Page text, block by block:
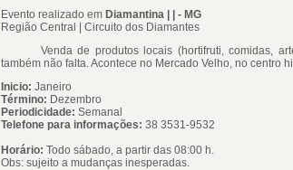
Evento realizado em Diamantina | | - MG
Região Central | Circuito dos Diamantes
Venda de produtos locais (hortifruti, comidas,
também não falta. Acontece no Mercado Velho, no centro
Inicio: Janeiro
Término: Dezembro
Periodicidade: Semanal
Telefone para informações: 38 3531-9532
Horário: Todo sábado, a partir das 08:00 h.
Obs: sujeito a mudanças inesperadas.